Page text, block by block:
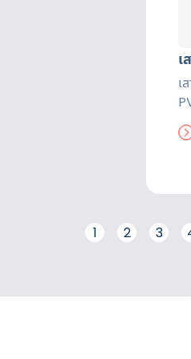
เ
เ
ป้
1 2 3